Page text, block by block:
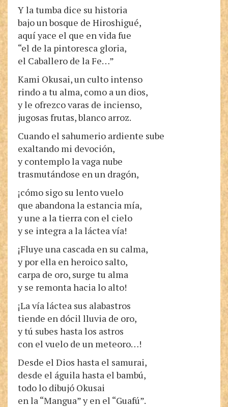
Y la tumba dice su historia
bajo un bosque de Hiroshigué,
aquí yace el que en vida fue
“el de la pintoresca gloria,
el Caballero de la Fe…”
Kami Okusai, un culto intenso
rindo a tu alma, como a un dios,
y le ofrezco varas de incienso,
jugosas frutas, blanco arroz.
Cuando el sahumerio ardiente sube
exaltando mi devoción,
y contemplo la vaga nube
trasmutándose en un dragón,
¡cómo sigo su lento vuelo
que abandona la estancia mía,
y une a la tierra con el cielo
y se integra a la láctea vía!
¡Fluye una cascada en su calma,
y por ella en heroico salto,
carpa de oro, surge tu alma
y se remonta hacia lo alto!
¡La vía láctea sus alabastros
tiende en dócil lluvia de oro,
y tú subes hasta los astros
con el vuelo de un meteoro…!
Desde el Dios hasta el samurai,
desde el águila hasta el bambú,
todo lo dibujó Okusai
en la “Mangua” y en el “Guafú”.